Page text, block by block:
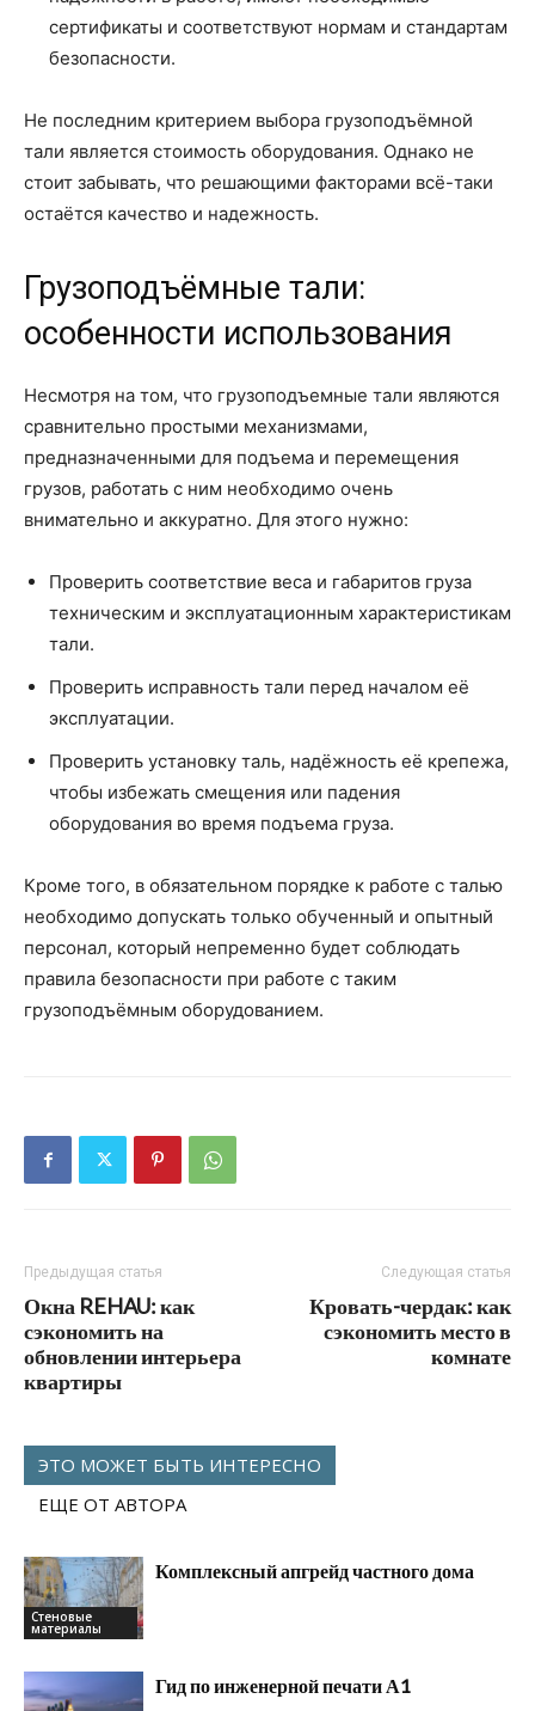
сертификаты и соответствуют нормам и стандартам
безопасности.
Не последним критерием выбора грузоподъёмной
тали является стоимость оборудования. Однако не
стоит забывать, что решающими факторами всё-таки
остаётся качество и надежность.
Грузоподъёмные тали:
особенности использования
Несмотря на том, что грузоподъемные тали являются
сравнительно простыми механизмами,
предназначенными для подъема и перемещения
грузов, работать с ним необходимо очень
внимательно и аккуратно. Для этого нужно:
Проверить соответствие веса и габаритов груза
техническим и эксплуатационным характеристикам
тали.
Проверить исправность тали перед началом её
эксплуатации.
Проверить установку таль, надёжность её крепежа,
чтобы избежать смещения или падения
оборудования во время подъема груза.
Кроме того, в обязательном порядке к работе с талью
необходимо допускать только обученный и опытный
персонал, который непременно будет соблюдать
правила безопасности при работе с таким
грузоподъёмным оборудованием.
Предыдущая статья
Окна REHAU: как
сэкономить на
обновлении интерьера
квартиры
Следующая статья
Кровать-чердак: как
сэкономить место в
комнате
ЭТО МОЖЕТ БЫТЬ ИНТЕРЕСНО
ЕЩЕ ОТ АВТОРА
Стеновые
материалы
Комплексный апгрейд частного дома
Гид по инженерной печати А1